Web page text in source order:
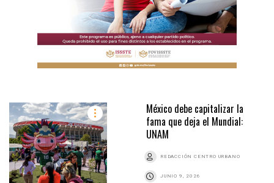
México debe capitalizar la
fama que deja el Mundial:
UNAM
REDACCIÓN CENTRO URBANO
JUNIO 9, 2026